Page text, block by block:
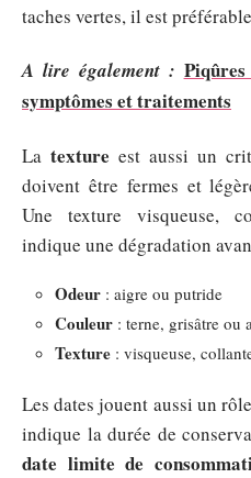
taches vertes, il est
A lire également :
symptômes et traitements
La texture est aussi un
doivent être fermes et
Une texture visqueuse,
indique une dégradation
Odeur : aigre ou putride
Couleur : terne, grisâtre ou
Texture : visqueuse,
Les dates jouent aussi un
indique la durée de
date limite de